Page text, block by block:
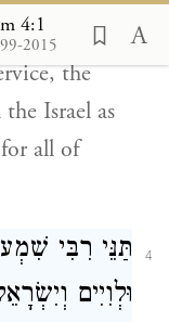
4:1
2015
a stand-
the
Israel as
all of
4 תַּנֵּי רִבִּי
וּלְוִיִים